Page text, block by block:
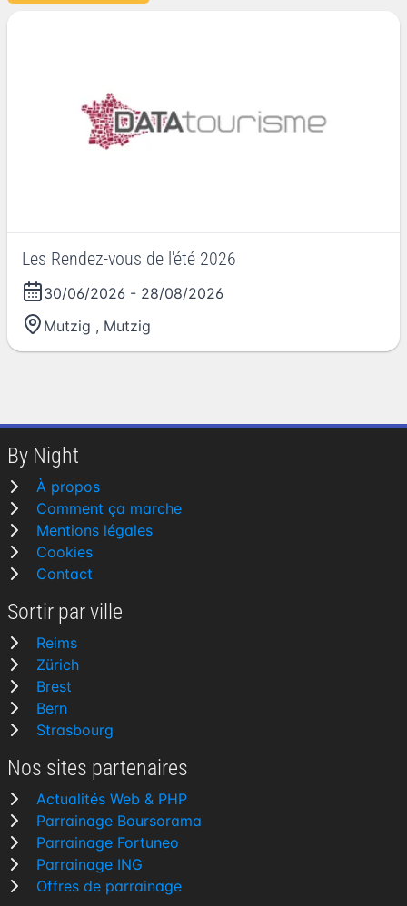
Les Rendez-vous de l'été 2026
30/06/2026 - 28/08/2026
Mutzig , Mutzig
By Night
À propos
Comment ça marche
Mentions légales
Cookies
Contact
Sortir par ville
Reims
Zürich
Brest
Bern
Strasbourg
Nos sites partenaires
Actualités Web & PHP
Parrainage Boursorama
Parrainage Fortuneo
Parrainage ING
Offres de parrainage